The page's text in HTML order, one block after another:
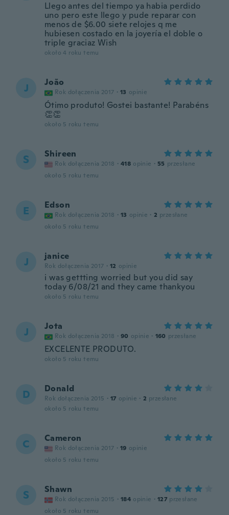
Llego antes del tiempo ya habia perdido
uno pero este llego y pude reparar con
menos de $6.00 siete relojes q me
hubiesen costado en la joyería el doble o
triple graciaz Wish
około 4 roku temu
J João
Rok dołączenia 2017 · 13 opinie
Ótimo produto! Gostei bastante! Parabéns
👏👏
około 5 roku temu
S Shireen
Rok dołączenia 2018 · 418 opinie · 55 przesłane
około 5 roku temu
E Edson
Rok dołączenia 2018 · 13 opinie · 2 przesłane
około 5 roku temu
J janice
Rok dołączenia 2017 · 12 opinie
i was gettting worried but you did say
today 6/08/21 and they came thankyou
około 5 roku temu
J Jota
Rok dołączenia 2018 · 90 opinie · 160 przesłane
EXCELENTE PRODUTO.
około 5 roku temu
D Donald
Rok dołączenia 2015 · 17 opinie · 2 przesłane
około 5 roku temu
C Cameron
Rok dołączenia 2017 · 19 opinie
około 5 roku temu
S Shawn
Rok dołączenia 2015 · 184 opinie · 127 przesłane
około 5 roku temu